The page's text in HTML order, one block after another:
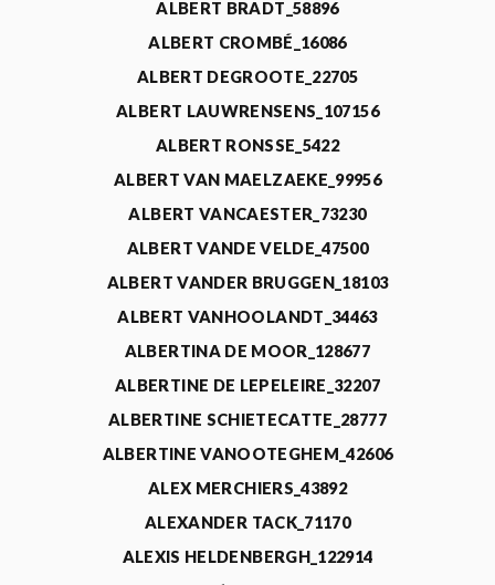
ALBERT BRADT_58896
ALBERT CROMBÉ_16086
ALBERT DEGROOTE_22705
ALBERT LAUWRENSENS_107156
ALBERT RONSSE_5422
ALBERT VAN MAELZAEKE_99956
ALBERT VANCAESTER_73230
ALBERT VANDE VELDE_47500
ALBERT VANDER BRUGGEN_18103
ALBERT VANHOOLANDT_34463
ALBERTINA DE MOOR_128677
ALBERTINE DE LEPELEIRE_32207
ALBERTINE SCHIETECATTE_28777
ALBERTINE VANOOTEGHEM_42606
ALEX MERCHIERS_43892
ALEXANDER TACK_71170
ALEXIS HELDENBERGH_122914